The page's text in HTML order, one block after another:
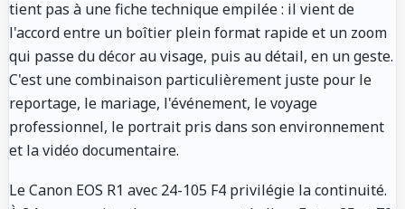
tient pas à une fiche technique empilée : il vient de
l'accord entre un boîtier plein format rapide et un zoom
qui passe du décor au visage, puis au détail, en un geste.
C'est une combinaison particulièrement juste pour le
reportage, le mariage, l'événement, le voyage
professionnel, le portrait pris dans son environnement
et la vidéo documentaire.
Le Canon EOS R1 avec 24-105 F4 privilégie la continuité.